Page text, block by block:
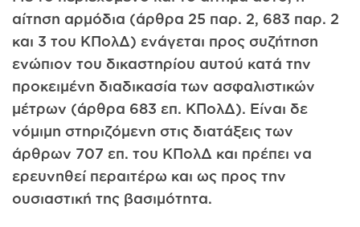
αίτηση αρμόδια (άρθρα 25 παρ. 2, 683 παρ. 2
και 3 του ΚΠολΔ) ενάγεται προς συζήτηση
ενώπιον του δικαστηρίου αυτού κατά την
προκειμένη διαδικασία των ασφαλιστικών
μέτρων (άρθρα 683 επ. ΚΠολΔ). Είναι δε
νόμιμη στηριζόμενη στις διατάξεις των
άρθρων 707 επ. του ΚΠολΔ και πρέπει να
ερευνηθεί περαιτέρω και ως προς την
ουσιαστική της βασιμότητα.